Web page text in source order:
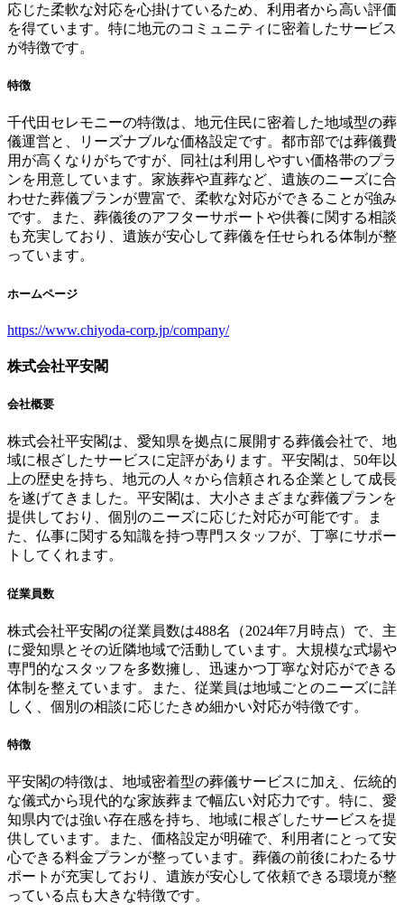
応じた柔軟な対応を心掛けているため、利用者から高い評価
を得ています。特に地元のコミュニティに密着したサービス
が特徴です。
特徴
千代田セレモニーの特徴は、地元住民に密着した地域型の葬
儀運営と、リーズナブルな価格設定です。都市部では葬儀費
用が高くなりがちですが、同社は利用しやすい価格帯のプラ
ンを用意しています。家族葬や直葬など、遺族のニーズに合
わせた葬儀プランが豊富で、柔軟な対応ができることが強み
です。また、葬儀後のアフターサポートや供養に関する相談
も充実しており、遺族が安心して葬儀を任せられる体制が整
っています。
ホームページ
https://www.chiyoda-corp.jp/company/
株式会社平安閣
会社概要
株式会社平安閣は、愛知県を拠点に展開する葬儀会社で、地
域に根ざしたサービスに定評があります。平安閣は、50年以
上の歴史を持ち、地元の人々から信頼される企業として成長
を遂げてきました。平安閣は、大小さまざまな葬儀プランを
提供しており、個別のニーズに応じた対応が可能です。ま
た、仏事に関する知識を持つ専門スタッフが、丁寧にサポー
トしてくれます。
従業員数
株式会社平安閣の従業員数は488名（2024年7月時点）で、主
に愛知県とその近隣地域で活動しています。大規模な式場や
専門的なスタッフを多数擁し、迅速かつ丁寧な対応ができる
体制を整えています。また、従業員は地域ごとのニーズに詳
しく、個別の相談に応じたきめ細かい対応が特徴です。
特徴
平安閣の特徴は、地域密着型の葬儀サービスに加え、伝統的
な儀式から現代的な家族葬まで幅広い対応力です。特に、愛
知県内では強い存在感を持ち、地域に根ざしたサービスを提
供しています。また、価格設定が明確で、利用者にとって安
心できる料金プランが整っています。葬儀の前後にわたるサ
ポートが充実しており、遺族が安心して依頼できる環境が整
っている点も大きな特徴です。